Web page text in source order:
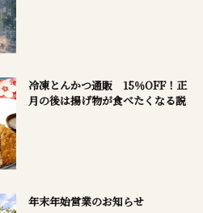
冷凍とんかつ通販 15％OFF！正
月の後は揚げ物が食べたくなる説
年末年始営業のお知らせ